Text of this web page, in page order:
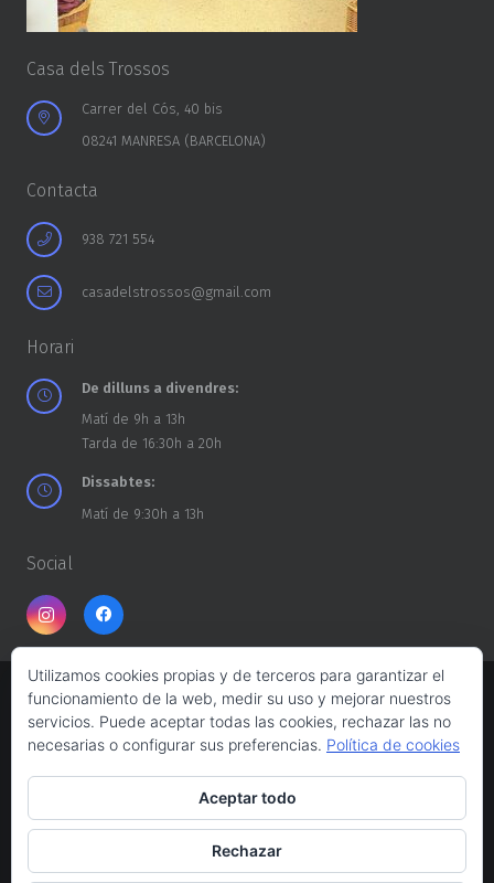
Casa dels Trossos
Carrer del Cós, 40 bis
08241 MANRESA (BARCELONA)
Contacta
938 721 554
casadelstrossos@gmail.com
Horari
De dilluns a divendres:
Matí de 9h a 13h
Tarda de 16:30h a 20h
Dissabtes:
Matí de 9:30h a 13h
Social
Copyright ©CASA DELS TROSSOS2026
Aviso legal
Utilizamos cookies propias y de terceros para garantizar el
funcionamiento de la web, medir su uso y mejorar nuestros
servicios. Puede aceptar todas las cookies, rechazar las no
necesarias o configurar sus preferencias. Política de cookies
Aceptar todo
Rechazar